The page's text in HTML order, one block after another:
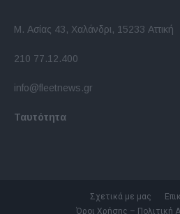
Μ. Ασίας 43, Χαλάνδρι, 15233 Αττική
210 77.12.400
info@fleetnews.gr
Ταυτότητα
Σχετικά με μας
Όροι Χρήσης – Πολιτική